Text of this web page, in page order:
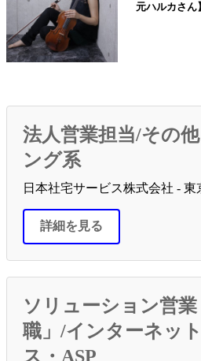
元ハルカさん】
法人営業担当/その
ング系
日本社宅サービス株式会社 - 東
詳細を見る
ソリューション営
職」/インターネッ
ス・ASP